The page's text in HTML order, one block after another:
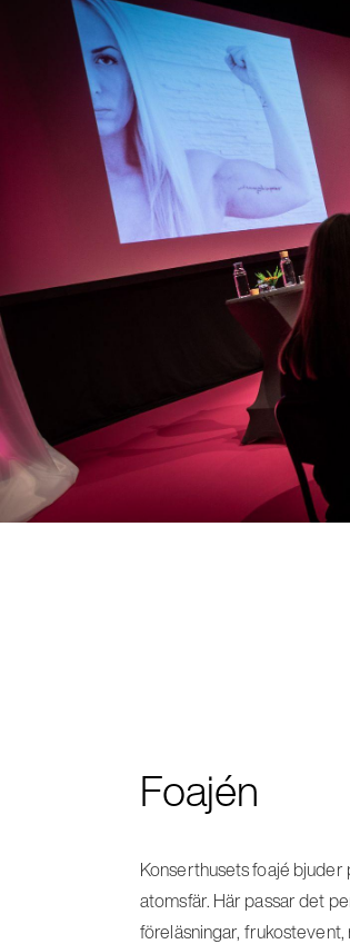
Foajén
Konserthusets foajé bjuder
atomsfär. Här passar det
föreläsningar, frukostevent,